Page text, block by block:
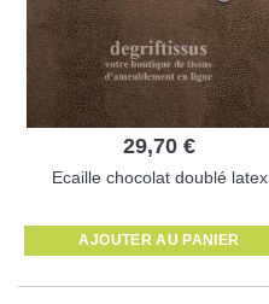
29,70 €
Ecaille chocolat doublé latex
AJOUTER AU PANIER